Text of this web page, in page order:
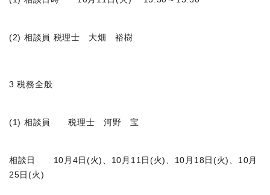
(2) 相談員 税理士 大畑 裕樹
3 税務全般
(1) 相談員 税理士 河野 宝
相談日 10月4日(火)、10月11日(火)、10月18日(火)、10月
25日(火)